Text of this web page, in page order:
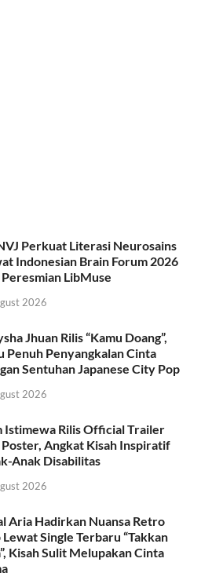
Perkuat Literasi Neurosains
Indonesian Brain Forum 2026
LibMuse
2026
Jhuan Rilis “Kamu Doang”,
Penuh Penyangkalan Cinta
Sentuhan Japanese City Pop
2026
Istimewa Rilis Official Trailer
Poster, Angkat Kisah Inspiratif
Anak Disabilitas
2026
Aria Hadirkan Nuansa Retro
Lewat Single Terbaru “Takkan
Kisah Sulit Melupakan Cinta